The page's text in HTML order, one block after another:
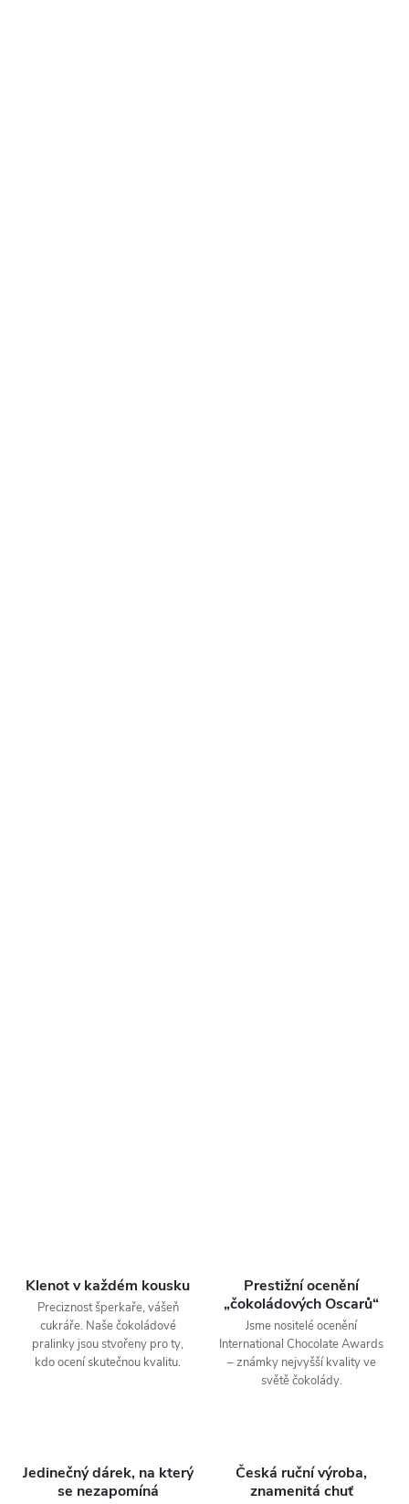
Klenot v každém kousku
Preciznost šperkaře, vášeň
cukráře. Naše čokoládové
pralinky jsou stvořeny pro ty,
kdo ocení skutečnou kvalitu.
Prestižní ocenění
„čokoládových Oscarů“
Jsme nositelé ocenění
International Chocolate Awards
– známky nejvyšší kvality ve
světě čokolády.
Jedinečný dárek, na který
se nezapomíná
Česká ruční výroba,
znamenitá chuť